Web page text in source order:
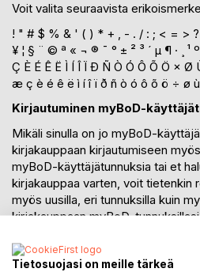
Voit valita seuraavista
! " # $ % & ' ( ) * + , - . / : ; < = >
¥ ¦ § ¨ © ª « ¬ ® ¯ ° ± ² ³ ´ µ ¶ ·
Ç È É Ê Ë Ì Í Î Ï Ð Ñ Ò Ó Ô Õ Ö × Ø
æ ç è é ê ë ì í î ï ð ñ ò ó ô õ ö ÷ ø
Kirjautuminen myBoD-
Mikäli sinulla on jo myBoD-
kirjakauppaan kirjautumiseen
myBoD-käyttäjätunnuksia tai et
kirjakauppaa varten, voit tietenkin
myös uusilla, eri tunnuksilla kuin
kirjakauppaan myBoD-
myBoD-käyttäjätiliin liittyvät
pyydetään hyväksymään
käyttää kirjakauppaa.
Tietosuojasi on meille tärkeä